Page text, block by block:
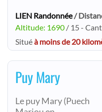
LIEN Randonnée/
Altitude: 1690 / 15 -
Situéà moins de 20
Puy Mary
Le puy Mary (Puech